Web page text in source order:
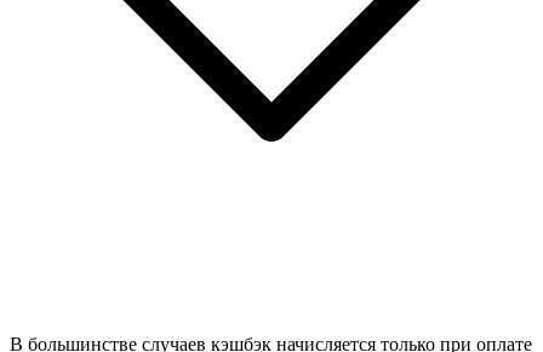
В большинстве случаев кэшбэк начисляется только при оплате